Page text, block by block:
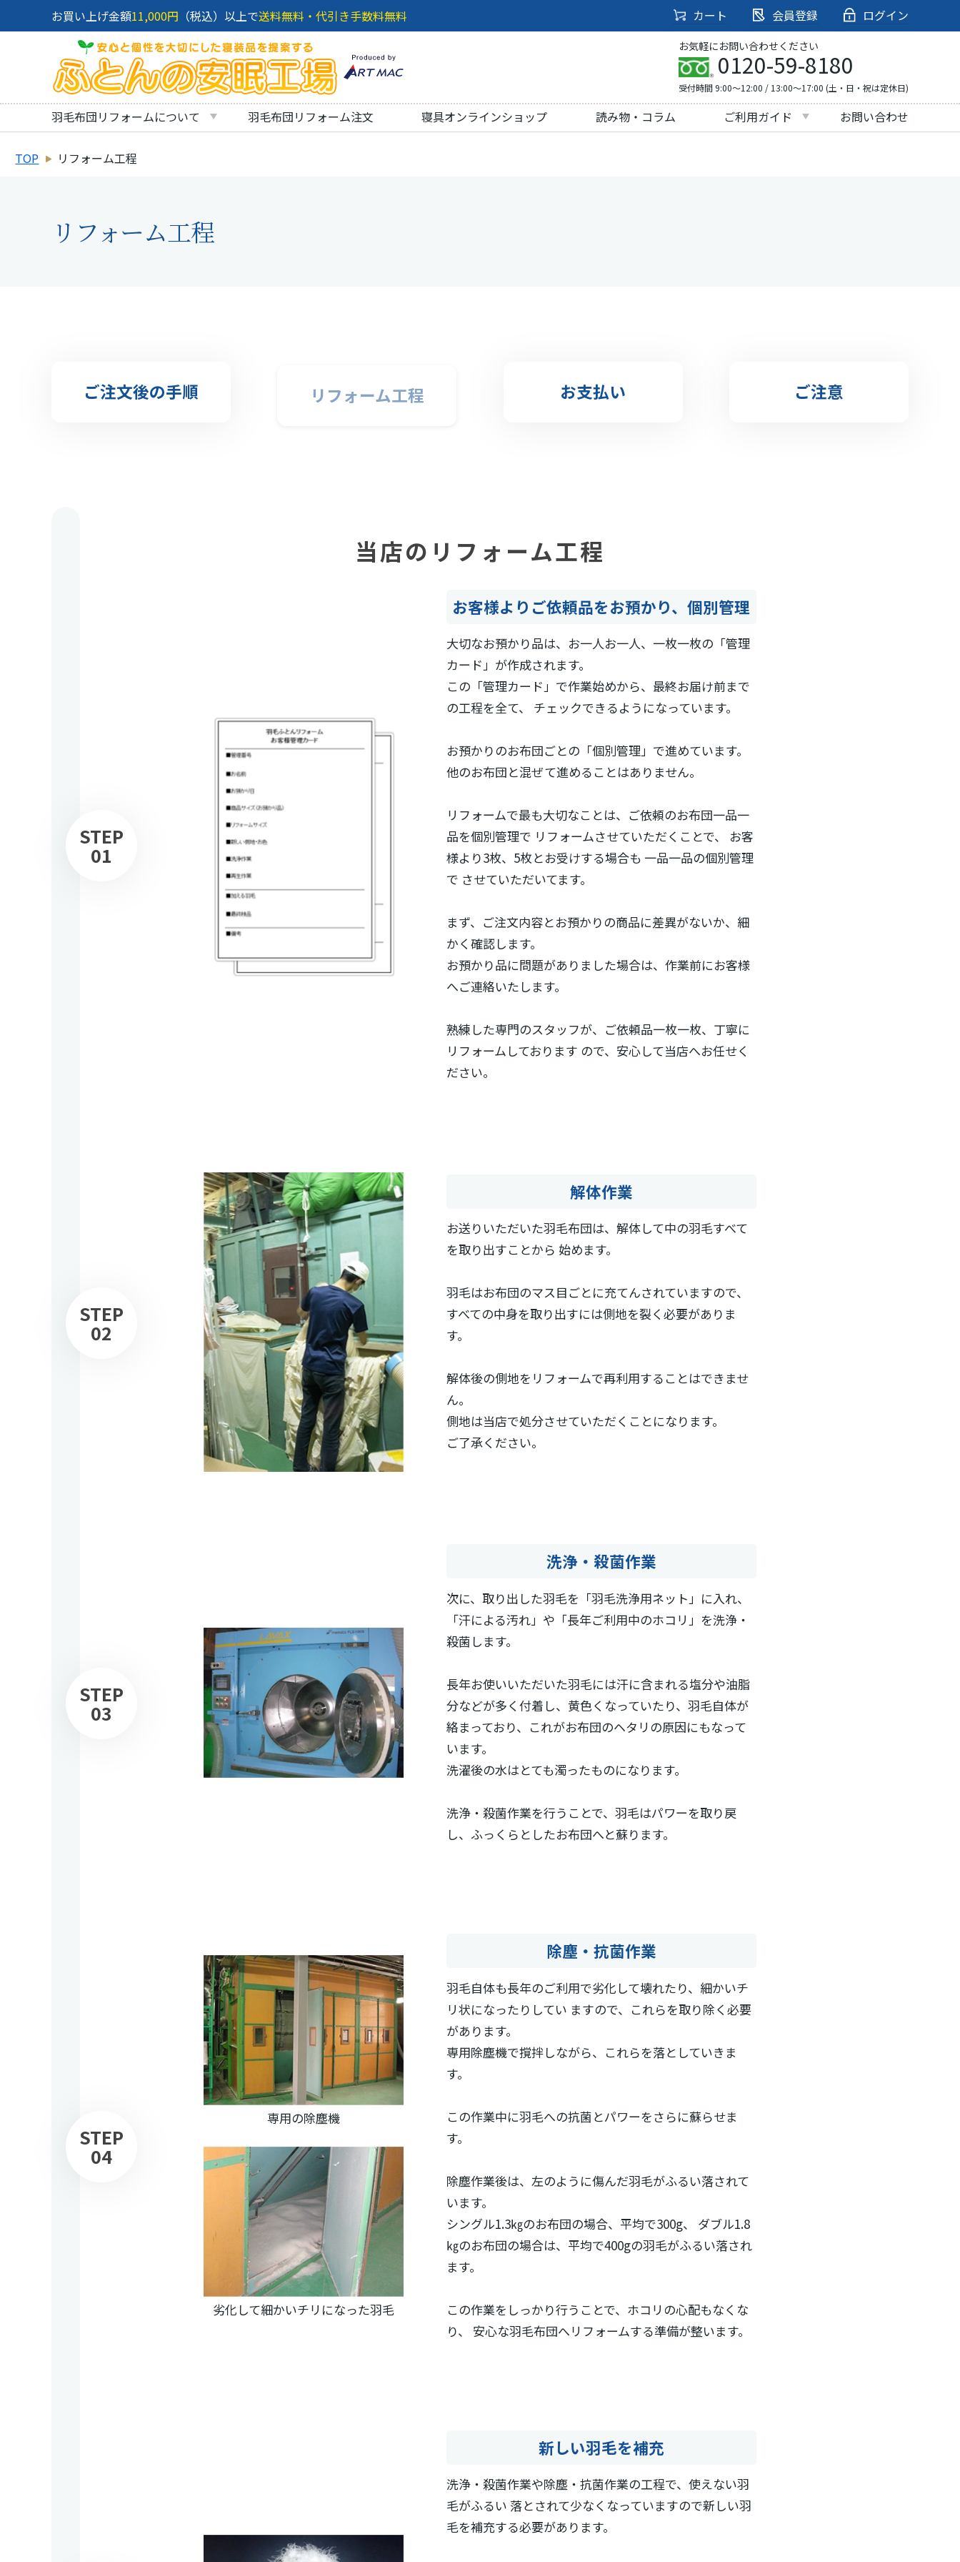
お買い上げ金額11,000円 （税込）以上で送料無料・代引き手数料無料 カート 会員登録 ログイン
お気軽にお問い合わせください
0120-59-8180
受付時間 9:00～12:00 / 13:00～17:00 (土・日・祝は定休日)
羽毛布団リフォームについて 羽毛布団リフォーム注文 寝具オンラインショップ 読み物・コラム ご利用ガイド お問い合わせ
TOP リフォーム工程
リフォーム工程
ご注文後の手順 リフォーム工程 お支払い ご注意
当店のリフォーム工程
お客様よりご依頼品をお預かり、個別管理
大切なお預かり品は、お一人お一人、一枚一枚の「管理
カード」が作成されます。
この「管理カード」で作業始めから、最終お届け前まで
の工程を全て、 チェックできるようになっています。
お預かりのお布団ごとの「個別管理」で進めています。
他のお布団と混ぜて進めることはありません。
リフォームで最も大切なことは、ご依頼のお布団一品一
品を個別管理で リフォームさせていただくことで、 お客
様より3枚、5枚とお受けする場合も 一品一品の個別管理
で させていただいてます。
まず、ご注文内容とお預かりの商品に差異がないか、細
かく確認します。
お預かり品に問題がありました場合は、作業前にお客様
へご連絡いたします。
熟練した専門のスタッフが、ご依頼品一枚一枚、丁寧に
リフォームしております ので、安心して当店へお任せく
ださい。
STEP
01
解体作業
お送りいただいた羽毛布団は、解体して中の羽毛すべて
を取り出すことから 始めます。
羽毛はお布団のマス目ごとに充てんされていますので、
すべての中身を取り出すには側地を裂く必要がありま
す。
解体後の側地をリフォームで再利用することはできませ
ん。
側地は当店で処分させていただくことになります。
ご了承ください。
STEP
02
洗浄・殺菌作業
次に、取り出した羽毛を「羽毛洗浄用ネット」に入れ、
「汗による汚れ」や「長年ご利用中のホコリ」を洗浄・
殺菌します。
長年お使いいただいた羽毛には汗に含まれる塩分や油脂
分などが多く付着し、黄色くなっていたり、羽毛自体が
絡まっており、これがお布団のヘタリの原因にもなって
います。
洗濯後の水はとても濁ったものになります。
洗浄・殺菌作業を行うことで、羽毛はパワーを取り戻
し、ふっくらとしたお布団へと蘇ります。
STEP
03
専用の除塵機
劣化して細かいチリになった羽毛
除塵・抗菌作業
羽毛自体も長年のご利用で劣化して壊れたり、細かいチ
リ状になったりしてい ますので、これらを取り除く必要
があります。
専用除塵機で撹拌しながら、これらを落としていきま
す。
この作業中に羽毛への抗菌とパワーをさらに蘇らせま
す。
除塵作業後は、左のように傷んだ羽毛がふるい落されて
います。
シングル1.3㎏のお布団の場合、平均で300g、 ダブル1.8
㎏のお布団の場合は、平均で400gの羽毛がふるい落され
ます。
この作業をしっかり行うことで、ホコリの心配もなくな
り、 安心な羽毛布団へリフォームする準備が整います。
STEP
04
新しい羽毛を補充
洗浄・殺菌作業や除塵・抗菌作業の工程で、使えない羽
毛がふるい 落とされて少なくなっていますので新しい羽
毛を補充する必要があります。